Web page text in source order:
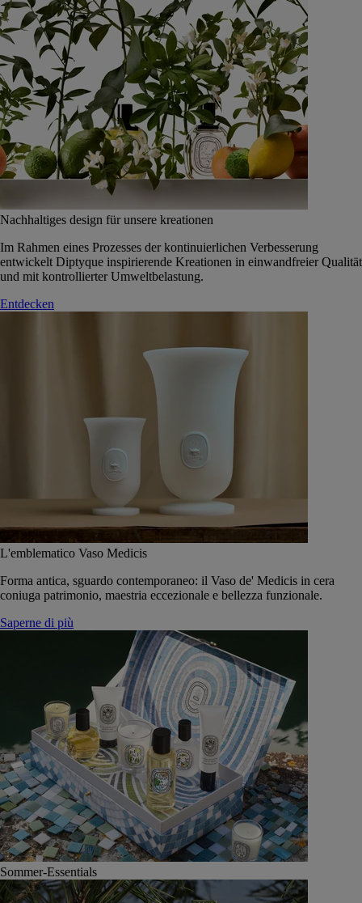
Nachhaltiges design für unsere kreationen
Im Rahmen eines Prozesses der kontinuierlichen Verbesserung
entwickelt Diptyque inspirierende Kreationen in einwandfreier Qualität
und mit kontrollierter Umweltbelastung.
Entdecken
L'emblematico Vaso Medicis
Forma antica, sguardo contemporaneo: il Vaso de' Medicis in cera
coniuga patrimonio, maestria eccezionale e bellezza funzionale.
Saperne di più
Sommer-Essentials